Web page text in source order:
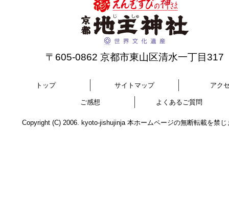
〒605-0862 京都市東山区清水一丁目317
トップ サイトマップ アク
ご感想 よくあるご質問
Copyright (C) 2006. kyoto-jishujinja 本ホームページの無断転載を禁じ